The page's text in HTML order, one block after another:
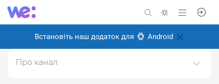
Встановіть наш додаток для Android
Про канал